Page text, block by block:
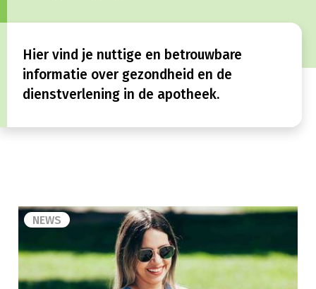
Hier vind je nuttige en betrouwbare
informatie over gezondheid en de
dienstverlening in de apotheek.
NEWS